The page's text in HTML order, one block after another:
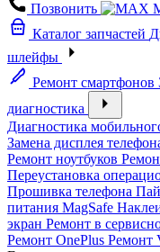
Позвонить
Каталог запчастей
шлейфы
Ремонт смартфонов
диагностика
Диагностика
Замена дисплея
Ремонт ноутбуков
Переустановка
Прошивка телефона
питания MagSafe
экран Ремонт в
Ремонт OnePlus Ремонт